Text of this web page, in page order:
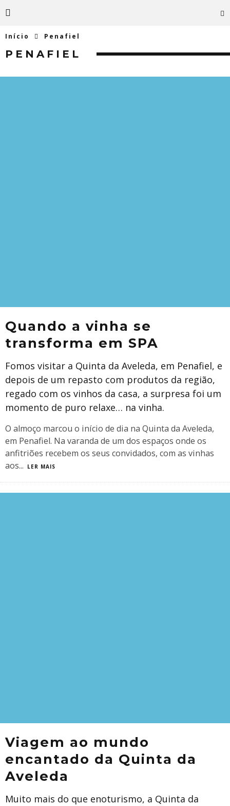
Início Penafiel
PENAFIEL
Quando a vinha se
transforma em SPA
Fomos visitar a Quinta da Aveleda, em Penafiel, e
depois de um repasto com produtos da região,
regado com os vinhos da casa, a surpresa foi um
momento de puro relaxe… na vinha.
O almoço marcou o início de dia na Quinta da Aveleda,
em Penafiel. Na varanda de um dos espaços onde os
anfitriões recebem os seus convidados, com as vinhas
aos... LER MAIS
Viagem ao mundo
encantado da Quinta da
Aveleda
Muito mais do que enoturismo, a Quinta da